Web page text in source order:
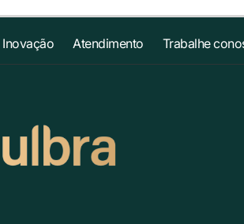
Inovação Atendimento Trabalhe